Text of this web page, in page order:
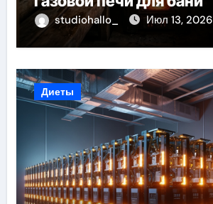
studiohallo_ Июл 13, 2026
Диеты